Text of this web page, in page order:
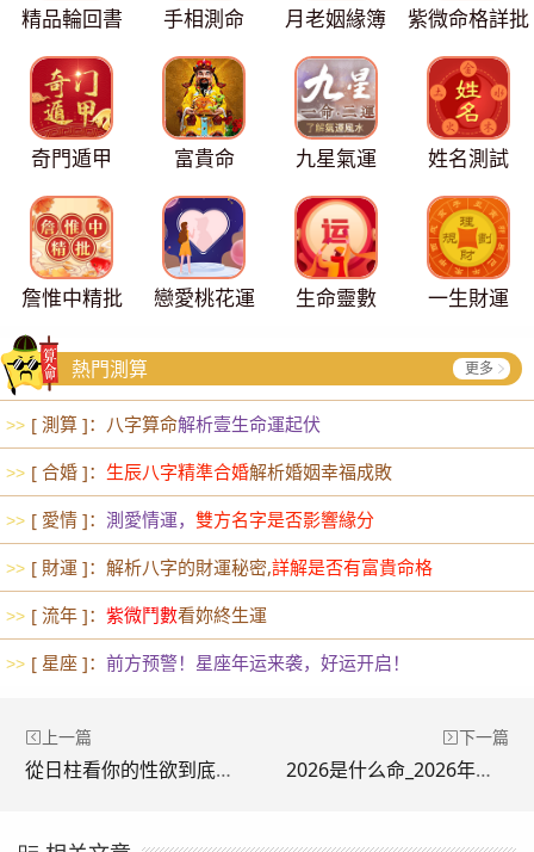
精品輪回書 手相測命 月老姻緣簿 紫微命格詳批
奇門遁甲 富貴命 九星氣運 姓名測試
詹惟中精批 戀愛桃花運 生命靈數 一生財運
熱門測算 更多
>> [ 測算 ]：八字算命解析壹生命運起伏
>> [ 合婚 ]： 生辰八字精準合婚解析婚姻幸福成敗
>> [ 愛情 ]： 測愛情運， 雙方名字是否影響緣分
>> [ 財運 ]：解析八字的財運秘密,詳解是否有富貴命格
>> [ 流年 ]： 紫微鬥數看妳終生運
>> [ 星座 ]： 前方预警！星座年运来袭，好运开启！
上一篇
從日柱看你的性欲到底有多高！
下一篇
2026是什么命_2026年屬相查詢表